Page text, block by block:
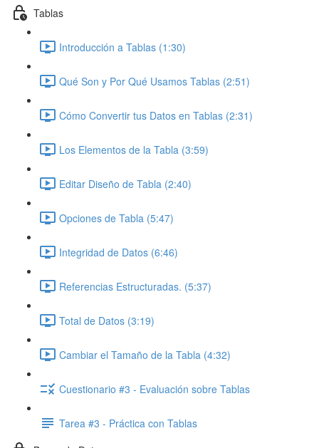
Tablas
Introducción a Tablas (1:30)
Qué Son y Por Qué Usamos Tablas (2:51)
Cómo Convertir tus Datos en Tablas (2:31)
Los Elementos de la Tabla (3:59)
Editar Diseño de Tabla (2:40)
Opciones de Tabla (5:47)
Integridad de Datos (6:46)
Referencias Estructuradas. (5:37)
Total de Datos (3:19)
Cambiar el Tamaño de la Tabla (4:32)
Cuestionario #3 - Evaluación sobre Tablas
Tarea #3 - Práctica con Tablas